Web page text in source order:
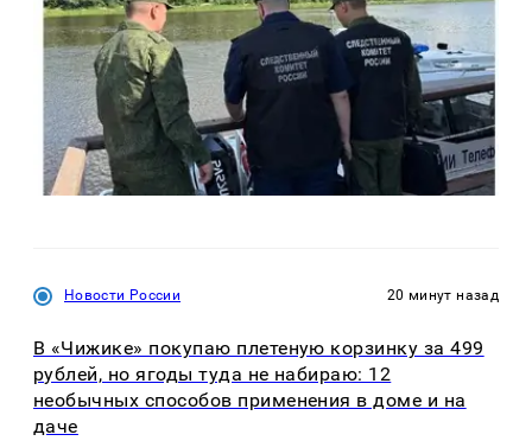
Новости России 20 минут назад
В «Чижике» покупаю плетеную корзинку за 499
рублей, но ягоды туда не набираю: 12
необычных способов применения в доме и на
даче